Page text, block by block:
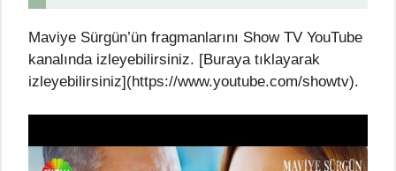
Maviye Sürgün’ün fragmanlarını Show TV YouTube
kanalında izleyebilirsiniz. [Buraya tıklayarak
izleyebilirsiniz](https://www.youtube.com/showtv).